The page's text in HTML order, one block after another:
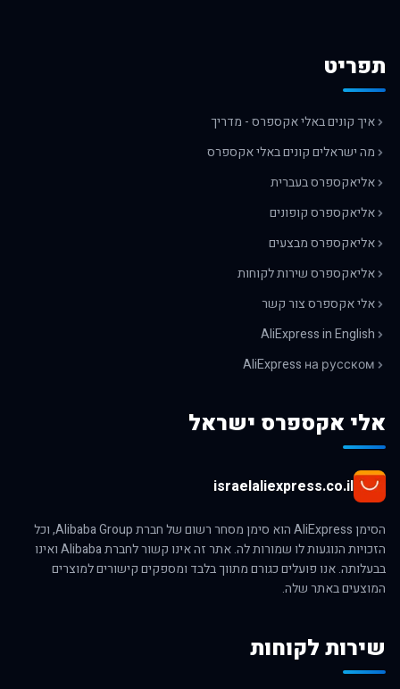
תפריט
איך קונים באלי אקספרס - מדריך
מה ישראלים קונים באלי אקספרס
אליאקספרס בעברית
אליאקספרס קופונים
אליאקספרס מבצעים
אליאקספרס שירות לקוחות
אלי אקספרס צור קשר
AliExpress in English
AliExpress на русском
אלי אקספרס ישראל
israelaliexpress.co.il
הסימן AliExpress הוא סימן מסחר רשום של חברת Alibaba Group, וכל
הזכויות הנוגעות לו שמורות לה. אתר זה אינו קשור לחברת Alibaba ואינו
בבעלותה. אנו פועלים כגורם מתווך בלבד ומספקים קישורים למוצרים
המוצעים באתר שלה.
שירות לקוחות